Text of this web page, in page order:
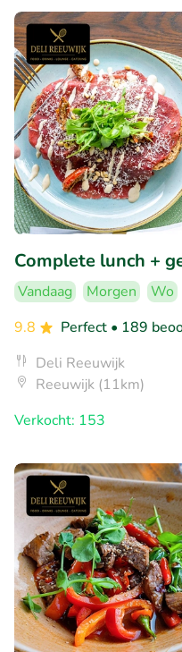
Complete lunch +
Vandaag Morgen Wo
9.8
Perfect • 189
Deli Reeuwijk
Reeuwijk (11km)
Verkocht: 153